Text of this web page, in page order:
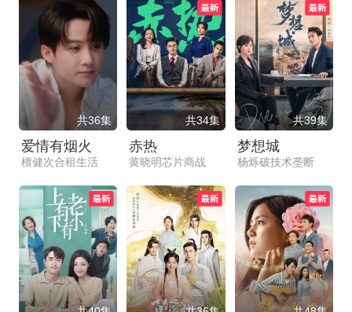
共36集
爱情有烟火
檀健次合租生活
共34集
赤热
黄晓明芯片商战
共39集
梦想城
杨烁破技术垄断